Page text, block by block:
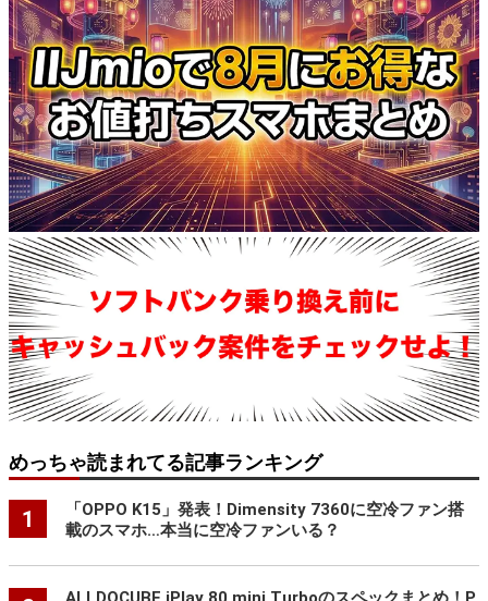
めっちゃ読まれてる記事ランキング
1
「OPPO K15」発表！Dimensity 7360に空冷ファン搭
載のスマホ…本当に空冷ファンいる？